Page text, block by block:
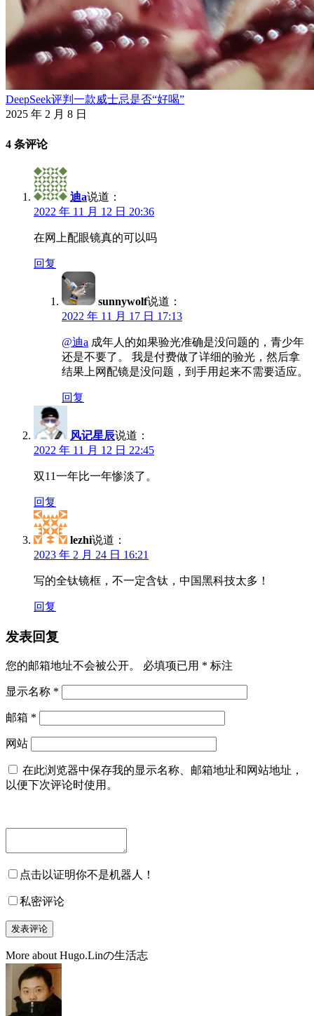
DeepSeek评判一款威士忌是否“好喝”
2025 年 2 月 8 日
4 条评论
迪a说道：
2022 年 11 月 12 日 20:36
在网上配眼镜真的可以吗
回复
sunnywolf说道：
2022 年 11 月 17 日 17:13
@迪a 成年人的如果验光准确是没问题的，青少年
还是不要了。 我是付费做了详细的验光，然后拿
结果上网配镜是没问题，到手用起来不需要适应。
回复
风记星辰说道：
2022 年 11 月 12 日 22:45
双11一年比一年惨淡了。
回复
lezhi说道：
2023 年 2 月 24 日 16:21
写的全钛镜框，不一定含钛，中国黑科技太多！
回复
发表回复
您的邮箱地址不会被公开。 必填项已用 * 标注
显示名称 *
邮箱 *
网站
在此浏览器中保存我的显示名称、邮箱地址和网站地址，
以便下次评论时使用。
点击以证明你不是机器人！
私密评论
More about Hugo.Linの生活志